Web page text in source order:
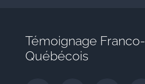
Témoignage Franco-
Québécois